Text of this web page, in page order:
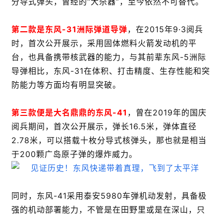
第二款是东风-31洲际弹道导弹，在2015年9·3阅兵
时，首次公开展示，采用固体燃料火箭发动机的平
台，也具备携带核武器的能力，与其前辈东风-5洲际
导弹相比，东风-31在体积、打击精度、生存性能和突
防能力等方面均有明显突破。
第三款便是大名鼎鼎的东风-41 ，曾在2019年的国庆
阅兵期间，首次公开展示，弹长16.5米，弹体直径
2.78米，可以搭载十枚分导式核弹头，那也就是相当
于200颗广岛原子弹的爆炸威力。
同时，东风-41采用泰安5980车弹机动发射，具备极
强的机动部署能力，不管是在田野里或是在深山，只